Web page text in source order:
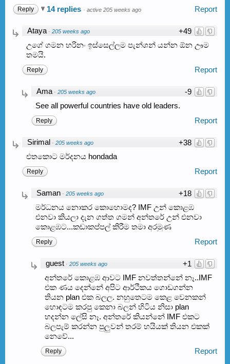
Report
Reply 14 replies · active 205 weeks ago
+49
Ataya · 205 weeks ago
උගේ ගමන හරිනං ඉස්සෙල්ලම පැන්ශන් යන්න ඕන ඌම
තමයි.
Report
Reply
-9
Ama · 205 weeks ago
See all powerful countries have old leaders.
Report
Reply
+38
Sirimal · 205 weeks ago
එතකොට මර්දනය hondada
Report
Reply
+18
Saman · 205 weeks ago
මර්ධනය නොකර කොහොමද? IMF උන් කොළඹ
එනවා කියලා දැන ගත්ත ගමන් අන්තරේ උන් එනවා
කොළඹට...කඩාකප්පල් කිරීම තමා අරමුණ
Report
Reply
+1
guest · 205 weeks ago
අන්තරේ කොළඹ ආවට IMF නවත්තන්නේ නෑ..IMF
එක ණය දෙන්නේ අපිට ආර්ථිකය ගොඩගන්න
තියන plan එක බලල. නහුතෙටම කෙළ වෙනකන්
හොඳටම කරපු කෙනා බලන් හිටිය නිසා plan
හදන්න ලේසි නෑ. අන්තරේ කියන්නේ IMF එකට
බලපැම් කරන්න පුලුවන් තරම් හයියක් තියන එකක්
නෙවේ...
Report
Reply